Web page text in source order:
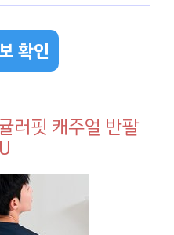
확인
러핏 캐주얼 반팔